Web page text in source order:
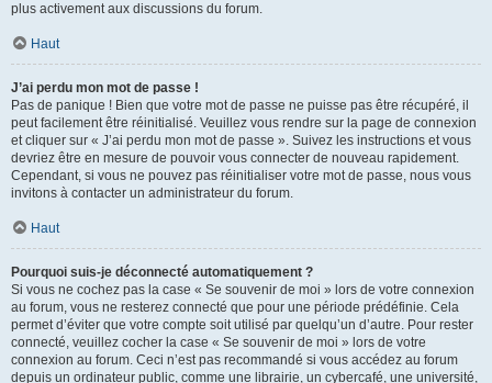
plus activement aux discussions du forum.
Haut
J’ai perdu mon mot de passe !
Pas de panique ! Bien que votre mot de passe ne puisse pas être récupéré, il
peut facilement être réinitialisé. Veuillez vous rendre sur la page de connexion
et cliquer sur « J’ai perdu mon mot de passe ». Suivez les instructions et vous
devriez être en mesure de pouvoir vous connecter de nouveau rapidement.
Cependant, si vous ne pouvez pas réinitialiser votre mot de passe, nous vous
invitons à contacter un administrateur du forum.
Haut
Pourquoi suis-je déconnecté automatiquement ?
Si vous ne cochez pas la case « Se souvenir de moi » lors de votre connexion
au forum, vous ne resterez connecté que pour une période prédéfinie. Cela
permet d’éviter que votre compte soit utilisé par quelqu’un d’autre. Pour rester
connecté, veuillez cocher la case « Se souvenir de moi » lors de votre
connexion au forum. Ceci n’est pas recommandé si vous accédez au forum
depuis un ordinateur public, comme une librairie, un cybercafé, une université,